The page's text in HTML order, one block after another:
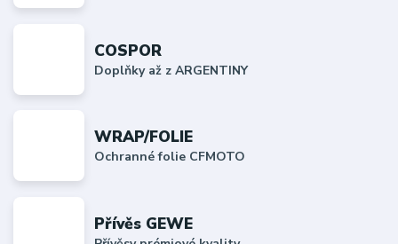
COSPOR
Doplňky až z ARGENTINY
WRAP/FOLIE
Ochranné folie CFMOTO
Přívěs GEWE